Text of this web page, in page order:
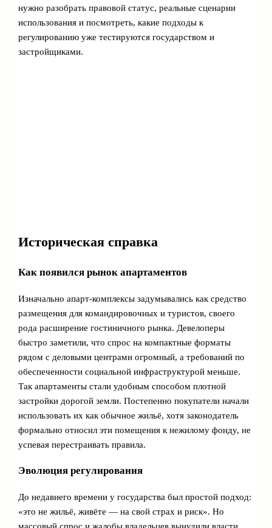
нужно разобрать правовой статус, реальные сценарии
использования и посмотреть, какие подходы к
регулированию уже тестируются государством и
застройщиками.
Историческая справка
Как появился рынок апартаментов
Изначально апарт-комплексы задумывались как средство
размещения для командировочных и туристов, своего
рода расширение гостиничного рынка. Девелоперы
быстро заметили, что спрос на компактные форматы
рядом с деловыми центрами огромный, а требований по
обеспеченности социальной инфраструктурой меньше.
Так апартаменты стали удобным способом плотной
застройки дорогой земли. Постепенно покупатели начали
использовать их как обычное жильё, хотя законодатель
формально относил эти помещения к нежилому фонду, не
успевая перестраивать правила.
Эволюция регулирования
До недавнего времени у государства был простой подход:
«это не жильё, живёте — на свой страх и риск». Но